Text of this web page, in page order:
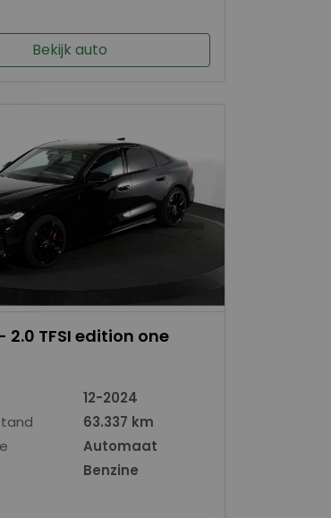
Bekijk auto
2.0 TFSI edition one
12-2024
63.337 km
Automaat
Benzine